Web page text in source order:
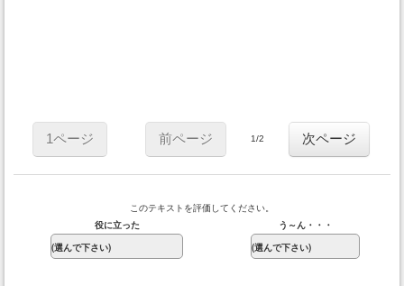
1ページ 前ページ 1/2 次ページ
このテキストを評価してください。
役に立った
う～ん・・・